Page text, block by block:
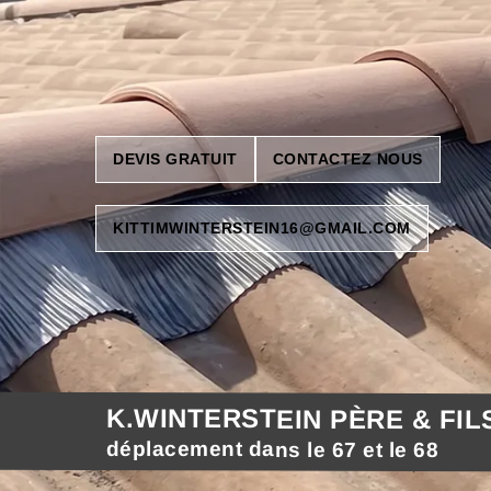
DEVIS GRATUIT CONTACTEZ NOUS
KITTIMWINTERSTEIN16@GMAIL.COM
K.WINTERSTEIN PÈRE &
déplacement dans le 67 et le 68